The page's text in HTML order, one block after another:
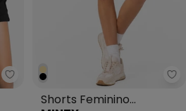
Minty - Shorts Feminino
Shorts Feminino